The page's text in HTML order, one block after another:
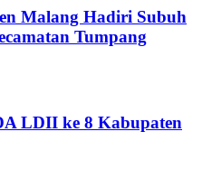
Malang Hadiri Subuh
Tumpang
LDII ke 8 Kabupaten